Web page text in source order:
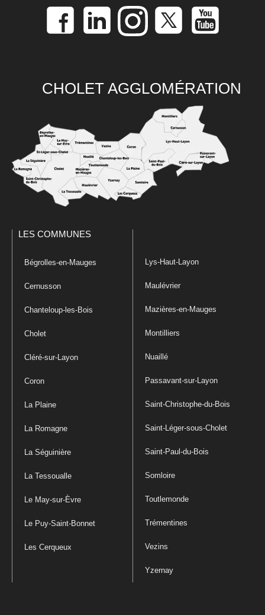
CHOLET AGGLOMÉRATION
LES COMMUNES
Bégrolles-en-Mauges
Cernusson
Chanteloup-les-Bois
Cholet
Cléré-sur-Layon
Coron
La Plaine
La Romagne
La Séguinière
La Tessoualle
Le May-sur-Èvre
Le Puy-Saint-Bonnet
Les Cerqueux
Lys-Haut-Layon
Maulévrier
Mazières-en-Mauges
Montilliers
Nuaillé
Passavant-sur-Layon
Saint-Christophe-du-Bois
Saint-Léger-sous-Cholet
Saint-Paul-du-Bois
Somloire
Toutlemonde
Trémentines
Vezins
Yzernay